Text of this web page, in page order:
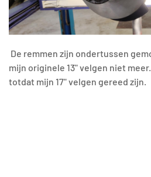
De remmen zijn ondertussen
mijn originele 13" velgen niet
totdat mijn 17" velgen gereed zijn.